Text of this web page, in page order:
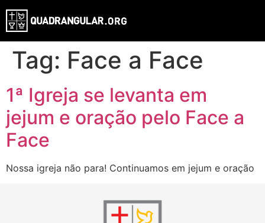
Tag: Face a Face
1ª Igreja se levanta em
jejum e oração pelo Face a
Face
Nossa igreja não para! Continuamos em jejum e oração